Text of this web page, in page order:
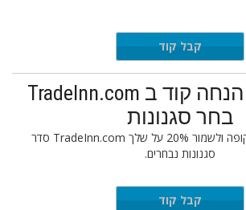
MOT15קבל קוד
לקבל 20% הנחה קוד ב TradeInn.com
בחר סגנונות
החל קוד הנחה זו בקופה ולשמור 20% על שלך TradeInn.com סדר
סגנונות נבחרים.
VANCE20קבל קוד